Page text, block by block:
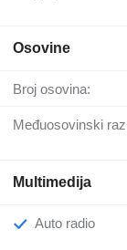
Osovine
Broj osovina:
Međuosovinski
Multimedija
Auto radio